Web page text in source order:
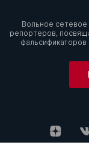
Вольное сетевое
репортеров,